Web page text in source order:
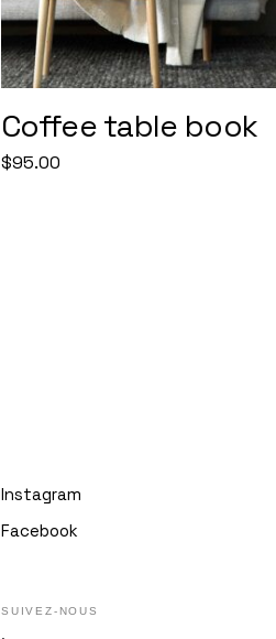
Coffee table book
$95.00
Instagram
Facebook
SUIVEZ-NOUS